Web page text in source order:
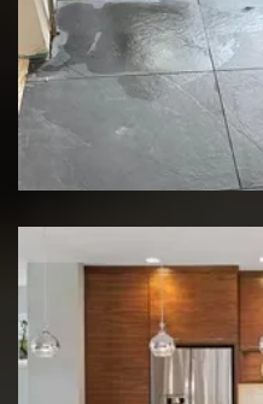
Rénovation de sol